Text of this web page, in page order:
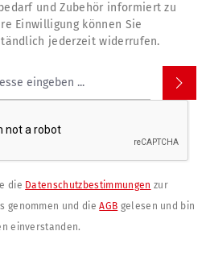
und Zubehör informiert zu
Einwilligung können Sie
jederzeit widerrufen.
die Datenschutzbestimmungen zur
genommen und dieAGB gelesen und bin
einverstanden.